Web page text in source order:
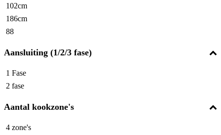
102cm
186cm
88
Aansluiting (1/2/3 fase)
1 Fase
2 fase
Aantal kookzone's
4 zone's